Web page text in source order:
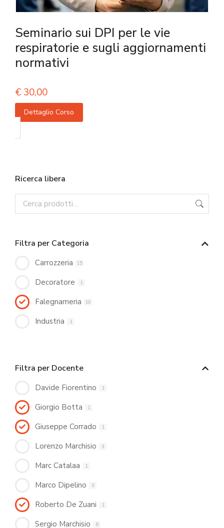
Seminario sui DPI per le vie
respiratorie e sugli aggiornamenti
normativi
€ 30,00
Dettaglio Corso
Ricerca libera
Filtra per Categoria
Carrozzeria 15
Decoratore 1
Falegnameria 10
Industria 1
Filtra per Docente
Davide Fiorentino 1
Giorgio Botta 1
Giuseppe Corrado 1
Lorenzo Marchisio 3
Marc Catalaa 1
Marco Dipelino 3
Roberto De Zuani 1
Sergio Marchisio 6